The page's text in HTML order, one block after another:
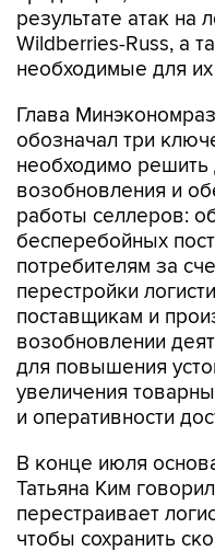
результате атак на
Wildberries-Russ, а
необходимые для их
Глава
обозначал три
необходимо решить
возобновления и
работы селлеров:
бесперебойных
потребителям за
перестройки
поставщикам и
возобновлении
для повышения
увеличения
и оперативности
В конце июля
Татьяна Ким
перестраивает
чтобы сохранить